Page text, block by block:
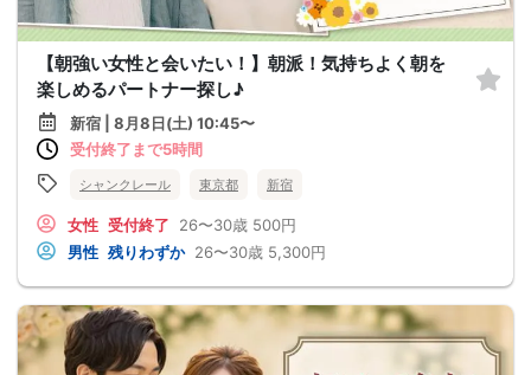
【朝強い女性と会いたい！】朝派！気持ちよく朝を
楽しめるパートナー探し♪
新宿 | 8月8日(土) 10:45〜
受付終了まで5時間
シャンクレール 東京都 新宿
女性 受付終了 26〜30歳 500円
男性 残りわずか 26〜30歳 5,300円